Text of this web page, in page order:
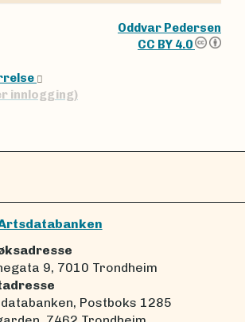
Oddvar Pedersen
CC BY 4.0
innlogging)
9, 7010 Trondheim
Postboks 1285